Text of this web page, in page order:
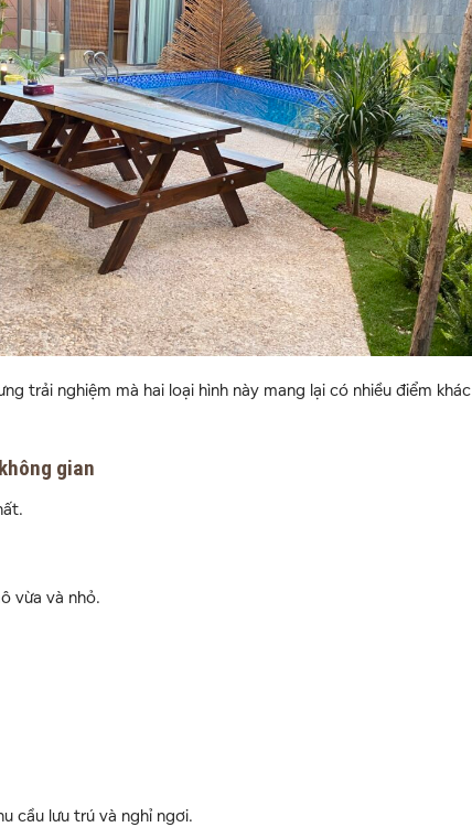
trải nghiệm mà hai loại hình này mang lại có nhiều điểm khác
gian
vừa và nhỏ.
cầu lưu trú và nghỉ ngơi.